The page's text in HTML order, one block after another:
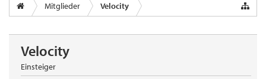
Mitglieder Velocity
Velocity
Einsteiger